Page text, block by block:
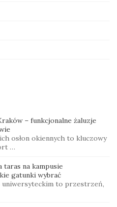
– funkcjonalne żaluzje
osłon okiennych to kluczowy
…
taras na kampusie
gatunki wybrać
uniwersyteckim to przestrzeń,